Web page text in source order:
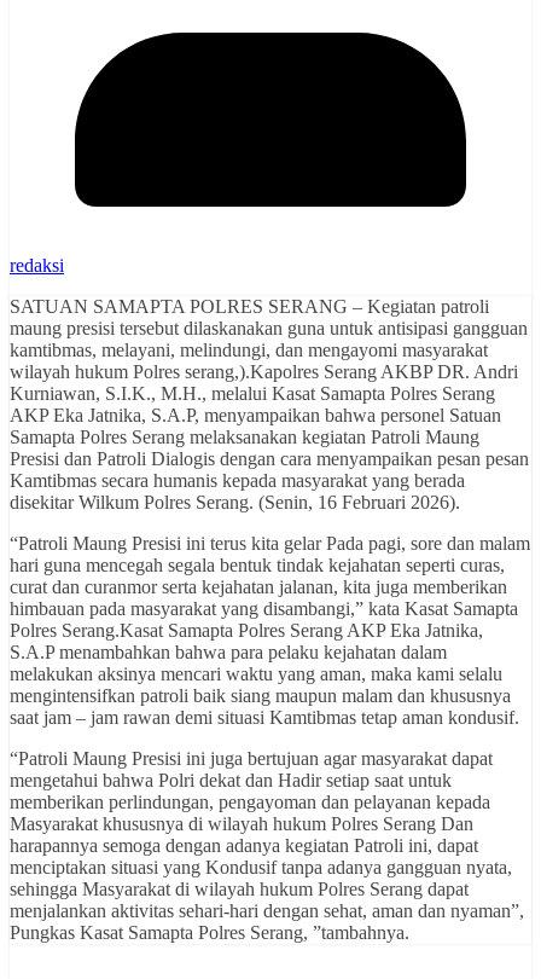
redaksi
SATUAN SAMAPTA POLRES SERANG – Kegiatan patroli
maung presisi tersebut dilaskanakan guna untuk antisipasi gangguan
kamtibmas, melayani, melindungi, dan mengayomi masyarakat
wilayah hukum Polres serang,).Kapolres Serang AKBP DR. Andri
Kurniawan, S.I.K., M.H., melalui Kasat Samapta Polres Serang
AKP Eka Jatnika, S.A.P, menyampaikan bahwa personel Satuan
Samapta Polres Serang melaksanakan kegiatan Patroli Maung
Presisi dan Patroli Dialogis dengan cara menyampaikan pesan pesan
Kamtibmas secara humanis kepada masyarakat yang berada
disekitar Wilkum Polres Serang. (Senin, 16 Februari 2026).
“Patroli Maung Presisi ini terus kita gelar Pada pagi, sore dan malam
hari guna mencegah segala bentuk tindak kejahatan seperti curas,
curat dan curanmor serta kejahatan jalanan, kita juga memberikan
himbauan pada masyarakat yang disambangi,” kata Kasat Samapta
Polres Serang.Kasat Samapta Polres Serang AKP Eka Jatnika,
S.A.P menambahkan bahwa para pelaku kejahatan dalam
melakukan aksinya mencari waktu yang aman, maka kami selalu
mengintensifkan patroli baik siang maupun malam dan khususnya
saat jam – jam rawan demi situasi Kamtibmas tetap aman kondusif.
“Patroli Maung Presisi ini juga bertujuan agar masyarakat dapat
mengetahui bahwa Polri dekat dan Hadir setiap saat untuk
memberikan perlindungan, pengayoman dan pelayanan kepada
Masyarakat khususnya di wilayah hukum Polres Serang Dan
harapannya semoga dengan adanya kegiatan Patroli ini, dapat
menciptakan situasi yang Kondusif tanpa adanya gangguan nyata,
sehingga Masyarakat di wilayah hukum Polres Serang dapat
menjalankan aktivitas sehari-hari dengan sehat, aman dan nyaman”,
Pungkas Kasat Samapta Polres Serang, ”tambahnya.